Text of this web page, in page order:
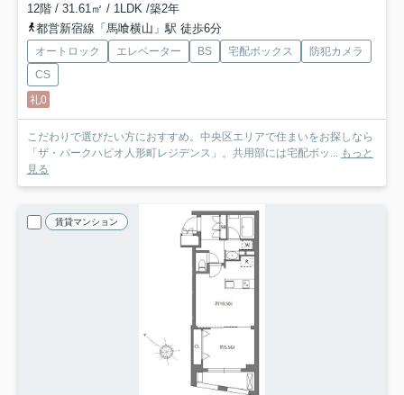
12階 / 31.61㎡ / 1LDK /築2年
都営新宿線「馬喰横山」駅 徒歩6分
オートロック エレベーター BS 宅配ボックス
防犯カメラ
CS
礼0
こだわりで選びたい方におすすめ。中央区エリアで住まいをお探しなら
「ザ・パークハビオ人形町レジデンス」。共用部には宅配ボッ... もっと
見る
賃貸マンション